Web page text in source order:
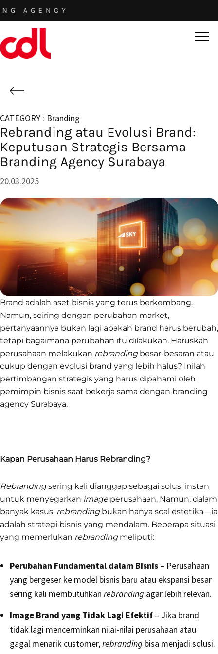
Skip
to
main
content
Branding
Rebranding atau Evolusi Brand:
Keputusan Strategis Bersama
Branding Agency Surabaya
20.03.2025
Brand adalah aset bisnis yang terus berkembang.
Namun, seiring dengan perubahan market,
pertanyaannya bukan lagi apakah brand harus berubah,
tetapi bagaimana perubahan itu dilakukan. Haruskah
perusahaan melakukan rebrandingbesar-besaran atau
cukup dengan evolusi brand yang lebih halus? Inilah
pertimbangan strategis yang harus dipahami oleh
pemimpin bisnis saat bekerja sama dengan branding
agency Surabaya.
Kapan Perusahaan Harus Rebranding?
Rebrandingsering kali dianggap sebagai solusi instan
untuk menyegarkan imageperusahaan. Namun, dalam
banyak kasus, rebrandingbukan hanya soal estetika—ia
adalah strategi bisnis yang mendalam. Beberapa situasi
yang memerlukan rebrandingmeliputi:
Perubahan Fundamental dalam Bisnis – Perusahaan
yang bergeser ke model bisnis baru atau ekspansi besar
sering kali membutuhkan rebranding agar lebih relevan.
Image Brand yang Tidak Lagi Efektif – Jika brand
tidak lagi mencerminkan nilai-nilai perusahaan atau
gagal menarik customer,rebranding bisa menjadi solusi.